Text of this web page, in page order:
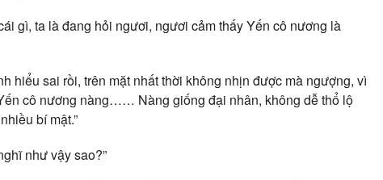
gì, ta là đang hỏi ngươi, ngươi cảm thấy Yến cô nương là
hiểu sai rồi, trên mặt nhất thời không nhịn được mà ngượng, vì
cô nương nàng…… Nàng giống đại nhân, không dễ thổ lộ
bí mật.”
như vậy sao?”